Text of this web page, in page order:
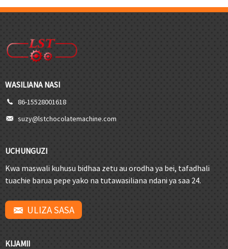
WASILIANA NASI
86-15528001618
suzy@lstchocolatemachine.com
UCHUNGUZI
Kwa maswali kuhusu bidhaa zetu au orodha ya bei, tafadhali
tuachie barua pepe yako na tutawasiliana ndani ya saa 24.
ULIZA SASA
KIJAMII